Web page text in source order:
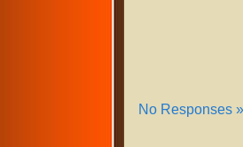
No Responses »